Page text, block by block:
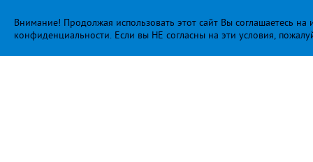
Внимание! Продолжая использовать этот сайт Вы соглашаетесь
конфиденциальности. Если вы НЕ согласны на эти условия,